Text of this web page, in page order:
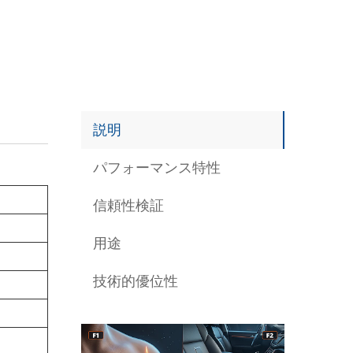
説明
パフォーマンス特性
信頼性検証
用途
技術的優位性